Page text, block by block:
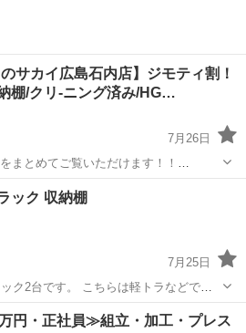
のサカイ広島石内店】ジモティ割！
棚/クリ-ニング済み/HG…
7月26日
まとめてご覧いただけます！！
https://jmty.jp/profiles/639922827fb74d2e84221f68/articles ...
収納家具
ック 収納棚
7月25日
ク2台です。 こちらは軽トラなどで現
定で募集いたします。 色は白で、レコ
飾ったりすることができます。 去年ま
収納家具
円・正社員≫組立・加工・プレス